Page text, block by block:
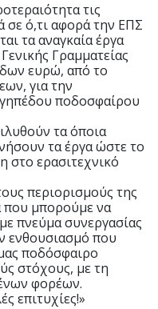
τις
σε ό,τι αφορά την ΕΠΣ
τα αναγκαία έργα
Γραμματείας
ευρώ, από το
για την
ποδοσφαίρου
τα όποια
τα έργα ώστε το
στο ερασιτεχνικό
περιορισμούς της
που μπορούμε να
πνεύμα συνεργασίας
ενθουσιασμό που
ποδόσφαιρο
στόχους, με τη
φορέων.
επιτυχίες!»